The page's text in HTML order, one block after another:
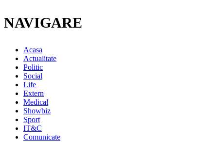
NAVIGARE
Acasa
Actualitate
Politic
Social
Life
Extern
Medical
Showbiz
Sport
IT&C
Comunicate